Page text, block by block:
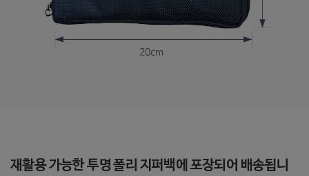
재활용 가능한 투명 폴리 지퍼백에 포장되어 배송됩니